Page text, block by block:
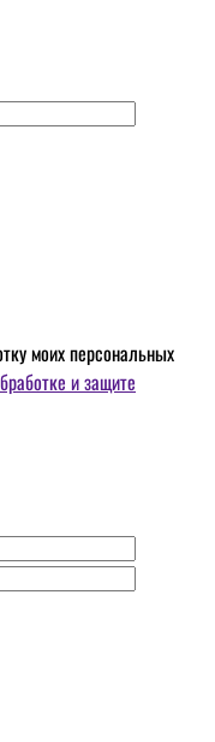
моих персональных
и защите